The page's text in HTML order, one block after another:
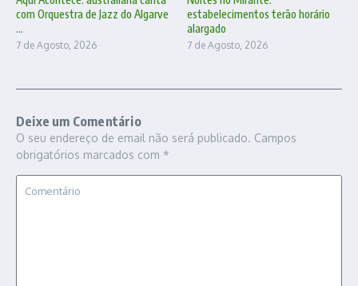
com Orquestra de Jazz do Algarve
...
7 de Agosto, 2026
estabelecimentos terão horário
alargado
7 de Agosto, 2026
Deixe um Comentário
O seu endereço de email não será publicado. Campos
obrigatórios marcados com *